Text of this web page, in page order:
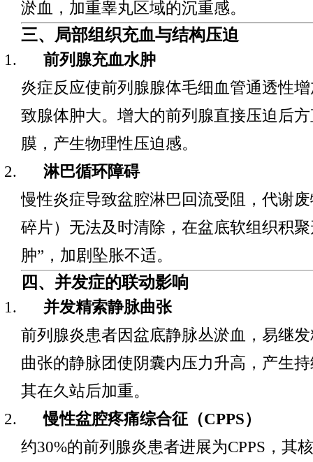
淤血，加重睾丸区域的沉重感。
三、局部组织充血与结构压迫
前列腺充血水肿
炎症反应使前列腺腺体毛细血管通透性
致腺体肿大。增大的前列腺直接压迫后
膜，产生物理性压迫感。
淋巴循环障碍
慢性炎症导致盆腔淋巴回流受阻，代谢
碎片）无法及时清除，在盆底软组织积
肿”，加剧坠胀不适。
四、并发症的联动影响
并发精索静脉曲张
前列腺炎患者因盆底静脉丛淤血，易继
曲张的静脉团使阴囊内压力升高，产生
其在久站后加重。
慢性盆腔疼痛综合征（CPPS）
约30%的前列腺炎患者进展为CPPS，其